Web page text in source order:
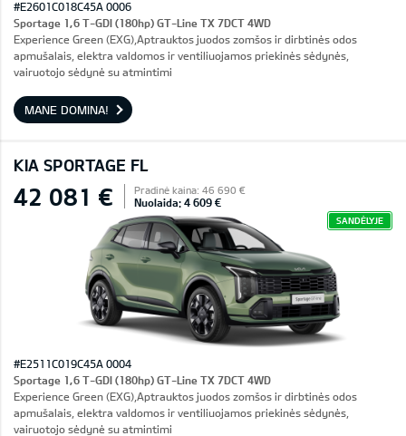
#E2601C018C45A 0006
Sportage 1,6 T-GDI (180hp) GT-Line TX 7DCT 4WD
Experience Green (EXG),Aptrauktos juodos zomšos ir dirbtinės odos
apmušalais, elektra valdomos ir ventiliuojamos priekinės sėdynės,
vairuotojo sėdynė su atmintimi
MANE DOMINA!
KIA SPORTAGE FL
42 081 € Pradinė kaina: 46 690 €
Nuolaida: 4 609 €
SANDĖLYJE
#E2511C019C45A 0004
Sportage 1,6 T-GDI (180hp) GT-Line TX 7DCT 4WD
Experience Green (EXG),Aptrauktos juodos zomšos ir dirbtinės odos
apmušalais, elektra valdomos ir ventiliuojamos priekinės sėdynės,
vairuotojo sėdynė su atmintimi